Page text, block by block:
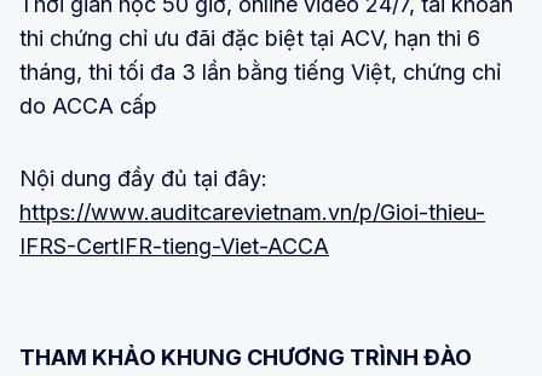
thi chứng chỉ ưu đãi đặc biệt tại ACV, hạn thi 6
tháng, thi tối đa 3 lần bằng tiếng Việt, chứng chỉ
do ACCA cấp
Nội dung đầy đủ tại đây:
https://www.auditcarevietnam.vn/p/Gioi-thieu-
IFRS-CertIFR-tieng-Viet-ACCA
THAM KHẢO KHUNG CHƯƠNG TRÌNH ĐÀO